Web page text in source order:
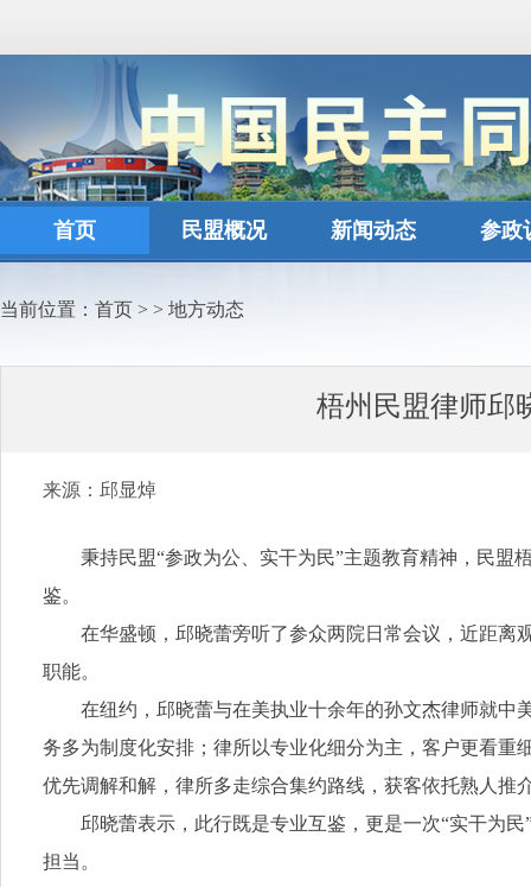
首页 民盟概况 新闻动态 参政
当前位置： 首页 > > 地方动态
梧州民盟律师邱
来源：邱显焯
秉持民盟“参政为公、实干为民”主题教育精神，民盟
鉴。
在华盛顿，邱晓蕾旁听了参众两院日常会议，近距离
职能。
在纽约，邱晓蕾与在美执业十余年的孙文杰律师就中
务多为制度化安排；律所以专业化细分为主，客户更看重
优先调解和解，律所多走综合集约路线，获客依托熟人推
邱晓蕾表示，此行既是专业互鉴，更是一次“实干为
担当。